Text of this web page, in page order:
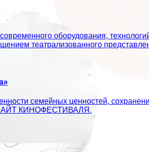
оборудования,
театрализованного
семейных ценностей,
САЙТ КИНОФЕСТИВАЛЯ.